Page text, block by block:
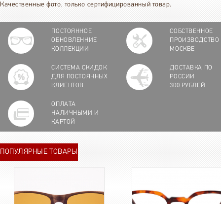
Качественные фото, только сертифицированный товар.
ПОСТОЯННОЕ
ОБНОВЛЕННИЕ
КОЛЛЕКЦИИ
СОБСТВЕННОЕ
ПРОИЗВОДСТВО
МОСКВЕ
СИСТЕМА СКИДОК
ДЛЯ ПОСТОЯННЫХ
КЛИЕНТОВ
ДОСТАВКА ПО
РОССИИ
300 РУБЛЕЙ
ОПЛАТА
НАЛИЧНЫМИ И
КАРТОЙ
ПОПУЛЯРНЫЕ ТОВАРЫ